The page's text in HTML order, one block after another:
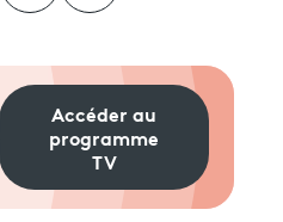
Accéder au
programme
TV